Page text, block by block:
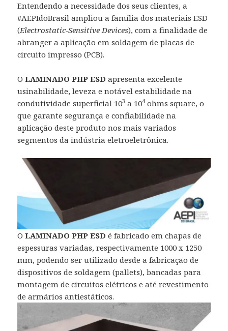
Entendendo a necessidade dos seus clientes, a
#AEPIdoBrasil ampliou a família dos materiais ESD
(Electrostatic-Sensitive Devices), com a finalidade de
abranger a aplicação em soldagem de placas de
circuito impresso (PCB).
OLAMINADO PHP ESD apresenta excelente
usinabilidade, leveza e notável estabilidade na
condutividade superficial 103 a 104ohms square, o
que garante segurança e confiabilidade na
aplicação deste produto nos mais variados
segmentos da indústria eletroeletrônica.
OLAMINADO PHP ESD é fabricado em chapas de
espessuras variadas, respectivamente 1000 x 1250
mm, podendo ser utilizado desde a fabricação de
dispositivos de soldagem (pallets), bancadas para
montagem de circuitos elétricos e até revestimento
de armários antiestáticos.